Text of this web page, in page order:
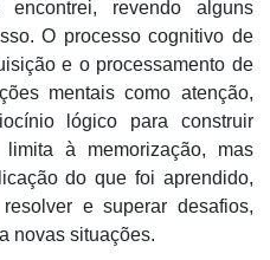
revendo alguns
O processo cognitivo de
e o processamento de
mentais como atenção,
lógico para construir
à memorização, mas
do que foi aprendido,
e superar desafios,
novas situações.